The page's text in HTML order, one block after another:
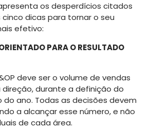
os desperdícios citados
dicas para tornar o seu
efetivo:
PARA O RESULTADO
deve ser o volume de vendas
durante a definição do
ano. Todas as decisões devem
a alcançar esse número, e não
de cada área.